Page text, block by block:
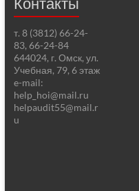
т. 8 (3812) 66-24-
83, 66-24-84
644024, г. Омск, ул.
Учебная, 79, 6 этаж
e-mail:
help_hoi@mail.ru
helpaudit55@mail.r
u